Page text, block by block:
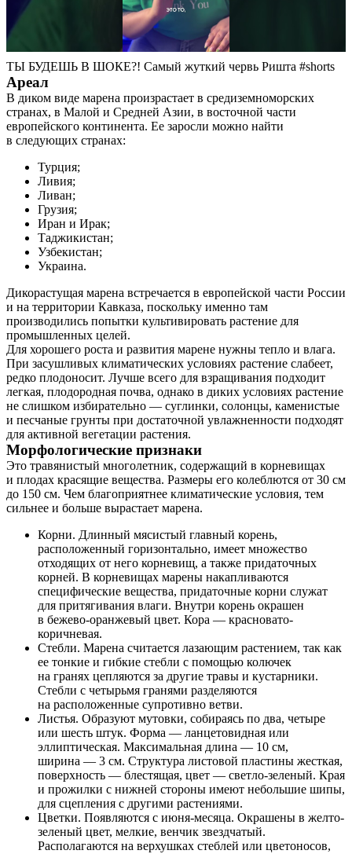
ТЫ БУДЕШЬ В ШОКЕ?! Самый жуткий червь Ришта #shorts
Ареал
В диком виде марена произрастает в средиземноморских
странах, в Малой и Cредней Азии, в восточной части
европейского континента. Ее заросли можно найти
в следующих странах:
Турция;
Ливия;
Ливан;
Грузия;
Иран и Ирак;
Таджикистан;
Узбекистан;
Украина.
Дикорастущая марена встречается в европейской части России
и на территории Кавказа, поскольку именно там
производились попытки культивировать растение для
промышленных целей.
Для хорошего роста и развития марене нужны тепло и влага.
При засушливых климатических условиях растение слабеет,
редко плодоносит. Лучше всего для взращивания подходит
легкая, плодородная почва, однако в диких условиях растение
не слишком избирательно — суглинки, солонцы, каменистые
и песчаные грунты при достаточной увлажненности подходят
для активной вегетации растения.
Морфологические признаки
Это травянистый многолетник, содержащий в корневищах
и плодах красящие вещества. Размеры его колеблются от 30 см
до 150 см. Чем благоприятнее климатические условия, тем
сильнее и больше вырастает марена.
Корни. Длинный мясистый главный корень,
расположенный горизонтально, имеет множество
отходящих от него корневищ, а также придаточных
корней. В корневищах марены накапливаются
специфические вещества, придаточные корни служат
для притягивания влаги. Внутри корень окрашен
в бежево-оранжевый цвет. Кора — красновато-
коричневая.
Стебли. Марена считается лазающим растением, так как
ее тонкие и гибкие стебли с помощью колючек
на гранях цепляются за другие травы и кустарники.
Стебли с четырьмя гранями разделяются
на расположенные супротивно ветви.
Листья. Образуют мутовки, собираясь по два, четыре
или шесть штук. Форма — ланцетовидная или
эллиптическая. Максимальная длина — 10 см,
ширина — 3 см. Структура листовой пластины жесткая,
поверхность — блестящая, цвет — светло-зеленый. Края
и прожилки с нижней стороны имеют небольшие шипы,
для сцепления с другими растениями.
Цветки. Появляются с июня-месяца. Окрашены в желто-
зеленый цвет, мелкие, венчик звездчатый.
Располагаются на верхушках стеблей или цветоносов,